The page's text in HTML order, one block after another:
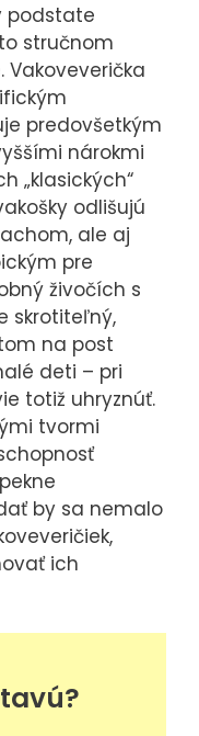
podstate
stručnom
Vakoveverička
predovšetkým
nárokmi
„klasických“
odlišujú
ale aj
pre
živočích s
skrotiteľný,
na post
deti – pri
totiž uhryznúť.
tvormi
by sa nemalo
ich